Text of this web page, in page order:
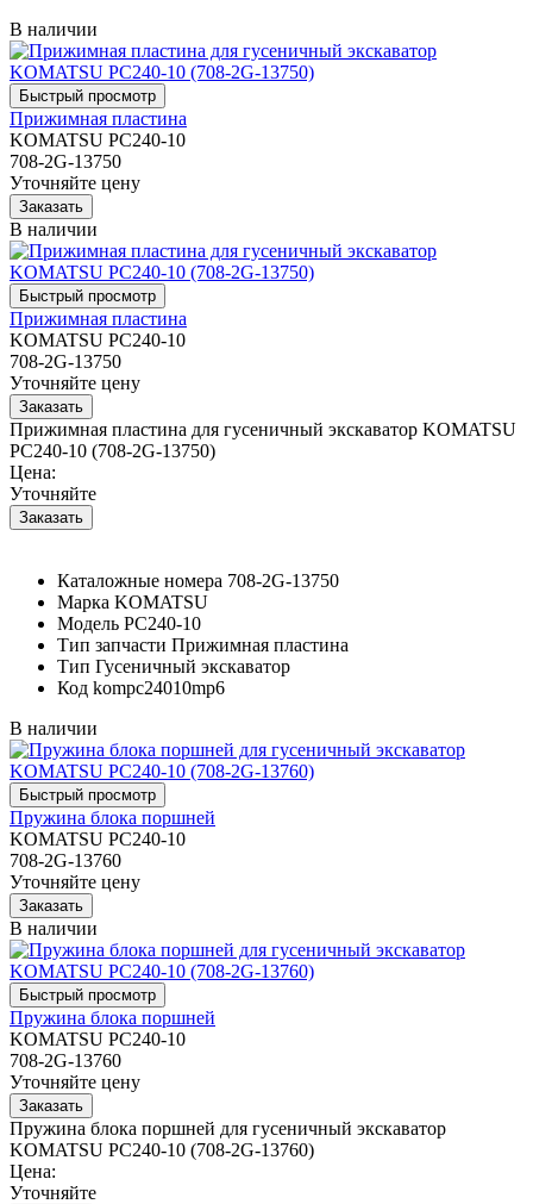
В наличии
Прижимная пластина
KOMATSU PC240-10
708-2G-13750
Уточняйте цену
В наличии
Прижимная пластина
KOMATSU PC240-10
708-2G-13750
Уточняйте цену
Прижимная пластина для гусеничный экскаватор KOMATSU
PC240-10 (708-2G-13750)
Цена:
Уточняйте
Каталожные номера 708-2G-13750
Марка KOMATSU
Модель PC240-10
Тип запчасти Прижимная пластина
Тип Гусеничный экскаватор
Код kompc24010mp6
В наличии
Пружина блока поршней
KOMATSU PC240-10
708-2G-13760
Уточняйте цену
В наличии
Пружина блока поршней
KOMATSU PC240-10
708-2G-13760
Уточняйте цену
Пружина блока поршней для гусеничный экскаватор
KOMATSU PC240-10 (708-2G-13760)
Цена:
Уточняйте